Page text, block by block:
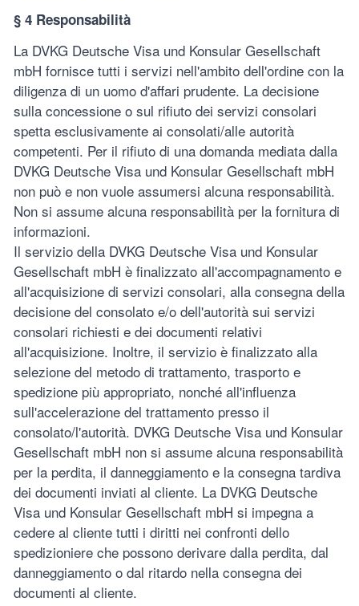
§ 4 Responsabilità
La DVKG Deutsche Visa und Konsular Gesellschaft
mbH fornisce tutti i servizi nell'ambito dell'ordine con la
diligenza di un uomo d'affari prudente. La decisione
sulla concessione o sul rifiuto dei servizi consolari
spetta esclusivamente ai consolati/alle autorità
competenti. Per il rifiuto di una domanda mediata dalla
DVKG Deutsche Visa und Konsular Gesellschaft mbH
non può e non vuole assumersi alcuna responsabilità.
Non si assume alcuna responsabilità per la fornitura di
informazioni.
Il servizio della DVKG Deutsche Visa und Konsular
Gesellschaft mbH è finalizzato all'accompagnamento e
all'acquisizione di servizi consolari, alla consegna della
decisione del consolato e/o dell'autorità sui servizi
consolari richiesti e dei documenti relativi
all'acquisizione. Inoltre, il servizio è finalizzato alla
selezione del metodo di trattamento, trasporto e
spedizione più appropriato, nonché all'influenza
sull'accelerazione del trattamento presso il
consolato/l'autorità. DVKG Deutsche Visa und Konsular
Gesellschaft mbH non si assume alcuna responsabilità
per la perdita, il danneggiamento e la consegna tardiva
dei documenti inviati al cliente. La DVKG Deutsche
Visa und Konsular Gesellschaft mbH si impegna a
cedere al cliente tutti i diritti nei confronti dello
spedizioniere che possono derivare dalla perdita, dal
danneggiamento o dal ritardo nella consegna dei
documenti al cliente.